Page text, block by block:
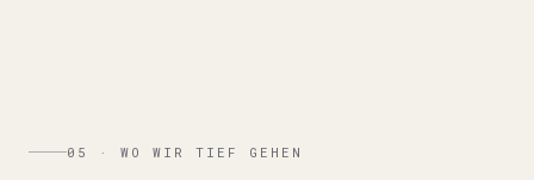
05 · WO WIR TIEF GEHEN